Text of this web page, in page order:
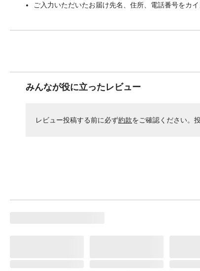
ご入力いただいたお届け先名、住所、電話番号をカ
みんなが役に立ったレビュー
レビュー投稿する前に必ず約款をご確認ください。